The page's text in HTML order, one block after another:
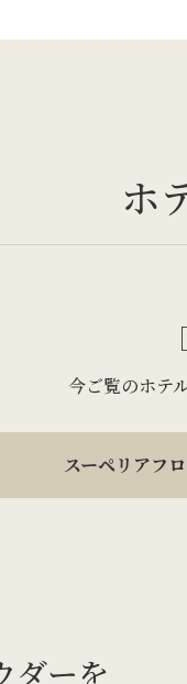
ホ
今ご覧のホテ
スーペリアフ
ダーを